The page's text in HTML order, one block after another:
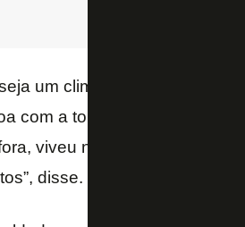
um clima tranquilo. Agora
com a torcida. Acho que
viveu nossos anos de 16
disse.